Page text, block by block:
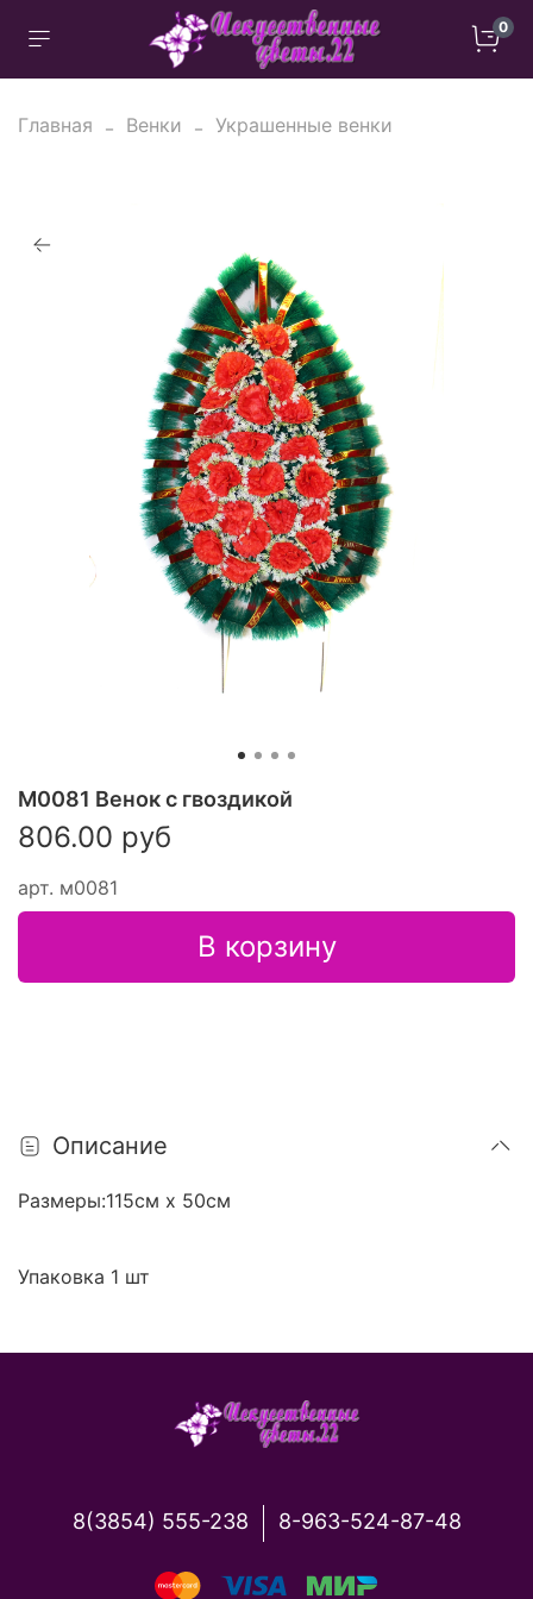
0
Главная Венки Украшенные венки
арт. м0081
М0081 Венок с гвоздикой
806.00 руб
В корзину
Описание
Размеры:115см х 50см
Упаковка 1 шт
8(3854) 555-238 8-963-524-87-48